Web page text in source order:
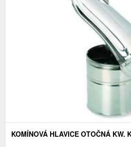
KOMÍNOVÁ HLAVICE OTOČNÁ KW.